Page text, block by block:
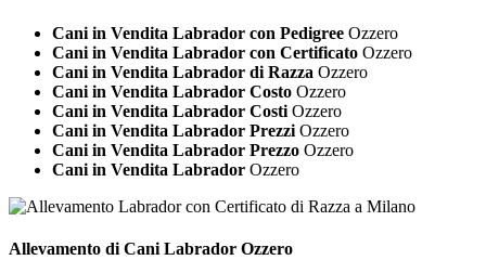
Cani in Vendita Labrador con Pedigree Ozzero
Cani in Vendita Labrador con Certificato Ozzero
Cani in Vendita Labrador di Razza Ozzero
Cani in Vendita Labrador Costo Ozzero
Cani in Vendita Labrador Costi Ozzero
Cani in Vendita Labrador Prezzi Ozzero
Cani in Vendita Labrador Prezzo Ozzero
Cani in Vendita Labrador Ozzero
Allevamento di Cani Labrador Ozzero